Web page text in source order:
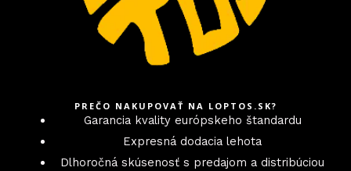
PREČO NAKUPOVAŤ NA LOPTOS.SK?
Garancia kvality európskeho štandardu
Expresná dodacia lehota
Dlhoročná skúsenosť s predajom a distribúciou